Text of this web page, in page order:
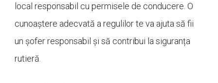
local responsabil cu permisele de conducere. O
cunoaștere adecvată a regulilor te va ajuta să fii
un șofer responsabil și să contribui la siguranța
rutieră.